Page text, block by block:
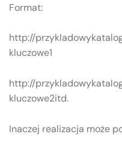
Format:
http://
kluczowe1
http://
kluczowe2itd.
Inaczej realizacja może